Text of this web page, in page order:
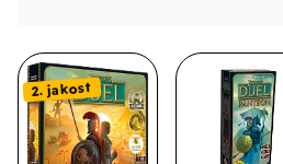
Licence
Druh
2. jakost